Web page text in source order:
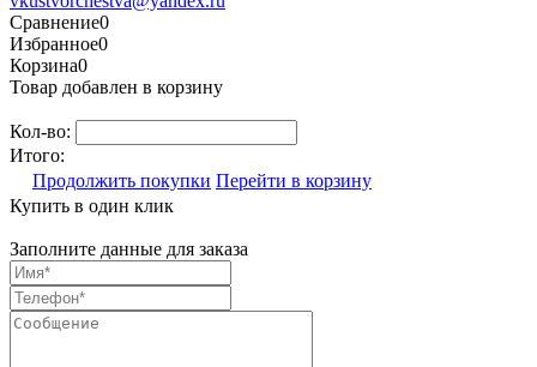
Сравнение0
Избранное0
Корзина0
Товар добавлен в корзину
Кол-во:
Итого:
Продолжить покупки Перейти в корзину
Купить в один клик
Заполните данные для заказа